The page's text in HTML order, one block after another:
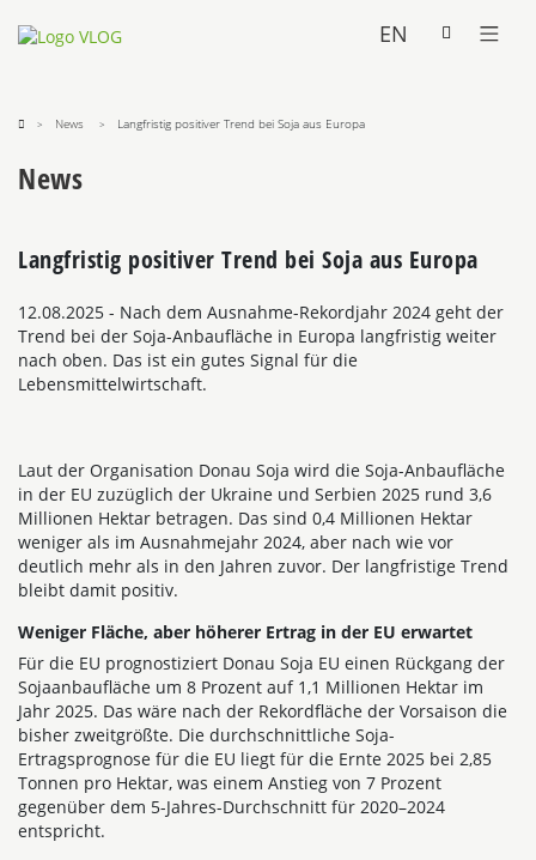
EN
News Langfristig positiver Trend bei Soja aus Europa
News
Langfristig positiver Trend bei Soja aus Europa
12.08.2025 - Nach dem Ausnahme-Rekordjahr 2024 geht der
Trend bei der Soja-Anbaufläche in Europa langfristig weiter
nach oben. Das ist ein gutes Signal für die
Lebensmittelwirtschaft.
Laut der Organisation Donau Soja wird die Soja-Anbaufläche
in der EU zuzüglich der Ukraine und Serbien 2025 rund 3,6
Millionen Hektar betragen. Das sind 0,4 Millionen Hektar
weniger als im Ausnahmejahr 2024, aber nach wie vor
deutlich mehr als in den Jahren zuvor. Der langfristige Trend
bleibt damit positiv.
Weniger Fläche, aber höherer Ertrag in der EU erwartet
Für die EU prognostiziert Donau Soja EU einen Rückgang der
Sojaanbaufläche um 8 Prozent auf 1,1 Millionen Hektar im
Jahr 2025. Das wäre nach der Rekordfläche der Vorsaison die
bisher zweitgrößte. Die durchschnittliche Soja-
Ertragsprognose für die EU liegt für die Ernte 2025 bei 2,85
Tonnen pro Hektar, was einem Anstieg von 7 Prozent
gegenüber dem 5-Jahres-Durchschnitt für 2020–2024
entspricht.